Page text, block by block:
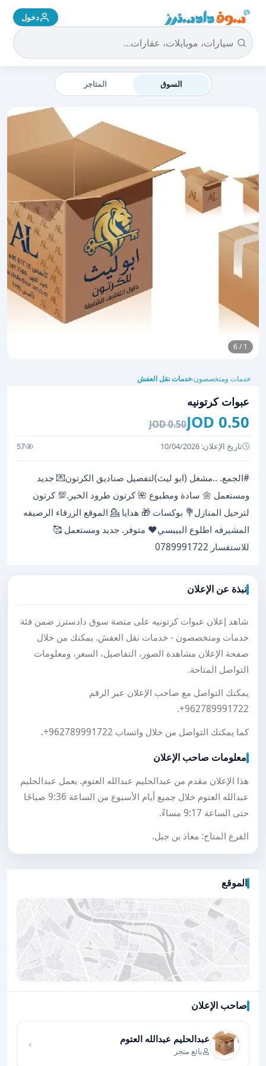
سوق دادسترز الرئيسية دخول
السوق المتاجر
1 / 6
خدمات ومتخصصون›خدمات نقل العفش
عبوات كرتونيه
0.50 JOD
0.50 JOD
تاريخ الإعلان: 10/04/2026 57
#الجمع. ..مشغل (ابو ليث)لتفصيل صناديق الكرتون💌 جديد
ومستعمل 🌼 سادة ومطبوع 🌺 كرتون طرود الخير.💯 كرتون
لترحيل المنازل💐 بوكسات 🎁 هدايا 💁 الموقع الزرقاء الرصيفه
المشيرفه اطلوع البيبسي❤️ متوفر. جديد ومستعمل 🥰
للاستفسار 0789991722
نبذة عن الإعلان
شاهد إعلان عبوات كرتونيه على منصة سوق دادسترز ضمن فئة
خدمات ومتخصصون - خدمات نقل العفش. يمكنك من خلال
صفحة الإعلان مشاهدة الصور، التفاصيل، السعر، ومعلومات
التواصل المتاحة.
يمكنك التواصل مع صاحب الإعلان عبر الرقم
+962789991722
.
كما يمكنك التواصل من خلال واتساب +962789991722
.
معلومات صاحب الإعلان
هذا الإعلان مقدم من عبدالحليم عبدالله العتوم. يعمل عبدالحليم
عبدالله العتوم خلال جميع أيام الأسبوع من الساعة 9:36 صباحًا
حتى الساعة 9:17 مساءً.
الفرع المتاح: معاذ بن جبل.
الموقع
صاحب الإعلان
عبدالحليم عبدالله العتوم
بائع متجر